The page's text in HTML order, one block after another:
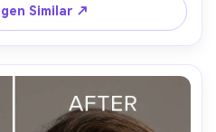
Similar ↗